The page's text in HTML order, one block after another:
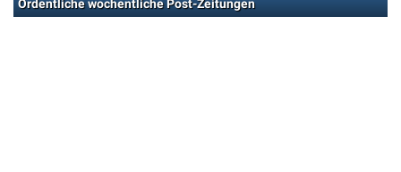
Ordentliche wochentliche Post-Zeitungen